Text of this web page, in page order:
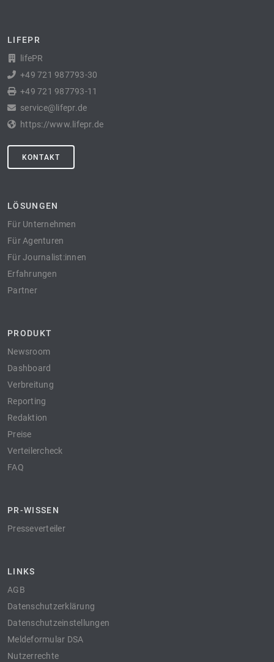
LIFEPR
lifePR
+49 721 987793-30
+49 721 987793-11
service@lifepr.de
https://www.lifepr.de
KONTAKT
LÖSUNGEN
Für Unternehmen
Für Agenturen
Für Journalist:innen
Erfahrungen
Partner
PRODUKT
Newsroom
Dashboard
Verbreitung
Reporting
Redaktion
Preise
Verteilercheck
FAQ
PR-WISSEN
Presseverteiler
LINKS
AGB
Datenschutzerklärung
Datenschutzeinstellungen
Meldeformular DSA
Nutzerrechte